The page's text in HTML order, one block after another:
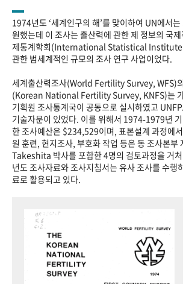
1974년도 ‘세계인구의 해’를 맞이하여 UN에서
원했는데 이 조사는 출산력에 관한 제 정보의 국
제통계학회(International Statistical Institute
관한 범세계적인 규모의 조사 연구 사업이었다.
세계출산력조사(World Fertility Survey, WFS)
(Korean National Fertility Survey, KNFS)는
기획원 조사통계국이 공동으로 실시하였고
기술자문이 있었다. 이를 위해서 1974-1979년
한 조사예산은 $234,529이며, 표본설계 과정에
원 훈련, 현지조사, 부호화 작업 등은 동 조사본부
Takeshita 박사를 포함한 4명의 검토과정을 거
년도 조사자료와 조사지침서는 유사 조사를 수행
료로 활용되고 있다.